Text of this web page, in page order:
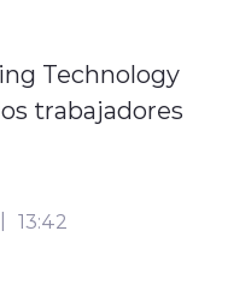
Technology
trabajadores
13:42